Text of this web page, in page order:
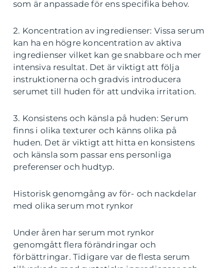
som är anpassade för ens specifika behov.
2. Koncentration av ingredienser: Vissa serum
kan ha en högre koncentration av aktiva
ingredienser vilket kan ge snabbare och mer
intensiva resultat. Det är viktigt att följa
instruktionerna och gradvis introducera
serumet till huden för att undvika irritation.
3. Konsistens och känsla på huden: Serum
finns i olika texturer och känns olika på
huden. Det är viktigt att hitta en konsistens
och känsla som passar ens personliga
preferenser och hudtyp.
Historisk genomgång av för- och nackdelar
med olika serum mot rynkor
Under åren har serum mot rynkor
genomgått flera förändringar och
förbättringar. Tidigare var de flesta serum